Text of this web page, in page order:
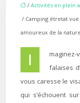
/ Activités en plein
/ Camping étretat
amoureux de la nature
Imaginez-vous, le soleil se lève, baignant les
falaises
vous caresse le
qui s’échouent